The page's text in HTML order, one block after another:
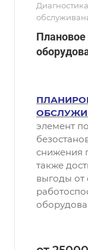
Плановое
элемент
снижения
также
выгоды от